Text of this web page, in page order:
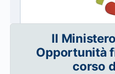
Il
Opportunità
corso